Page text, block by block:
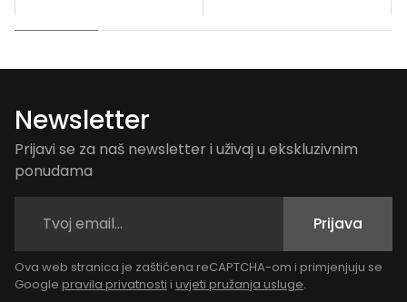
Newsletter
Prijavi se za naš newsletter i uživaj u ekskluzivnim
ponudama
Prijava
Ova web stranica je zaštićena reCAPTCHA-om i primjenjuju se
Google pravila privatnosti i uvjeti pružanja usluge.